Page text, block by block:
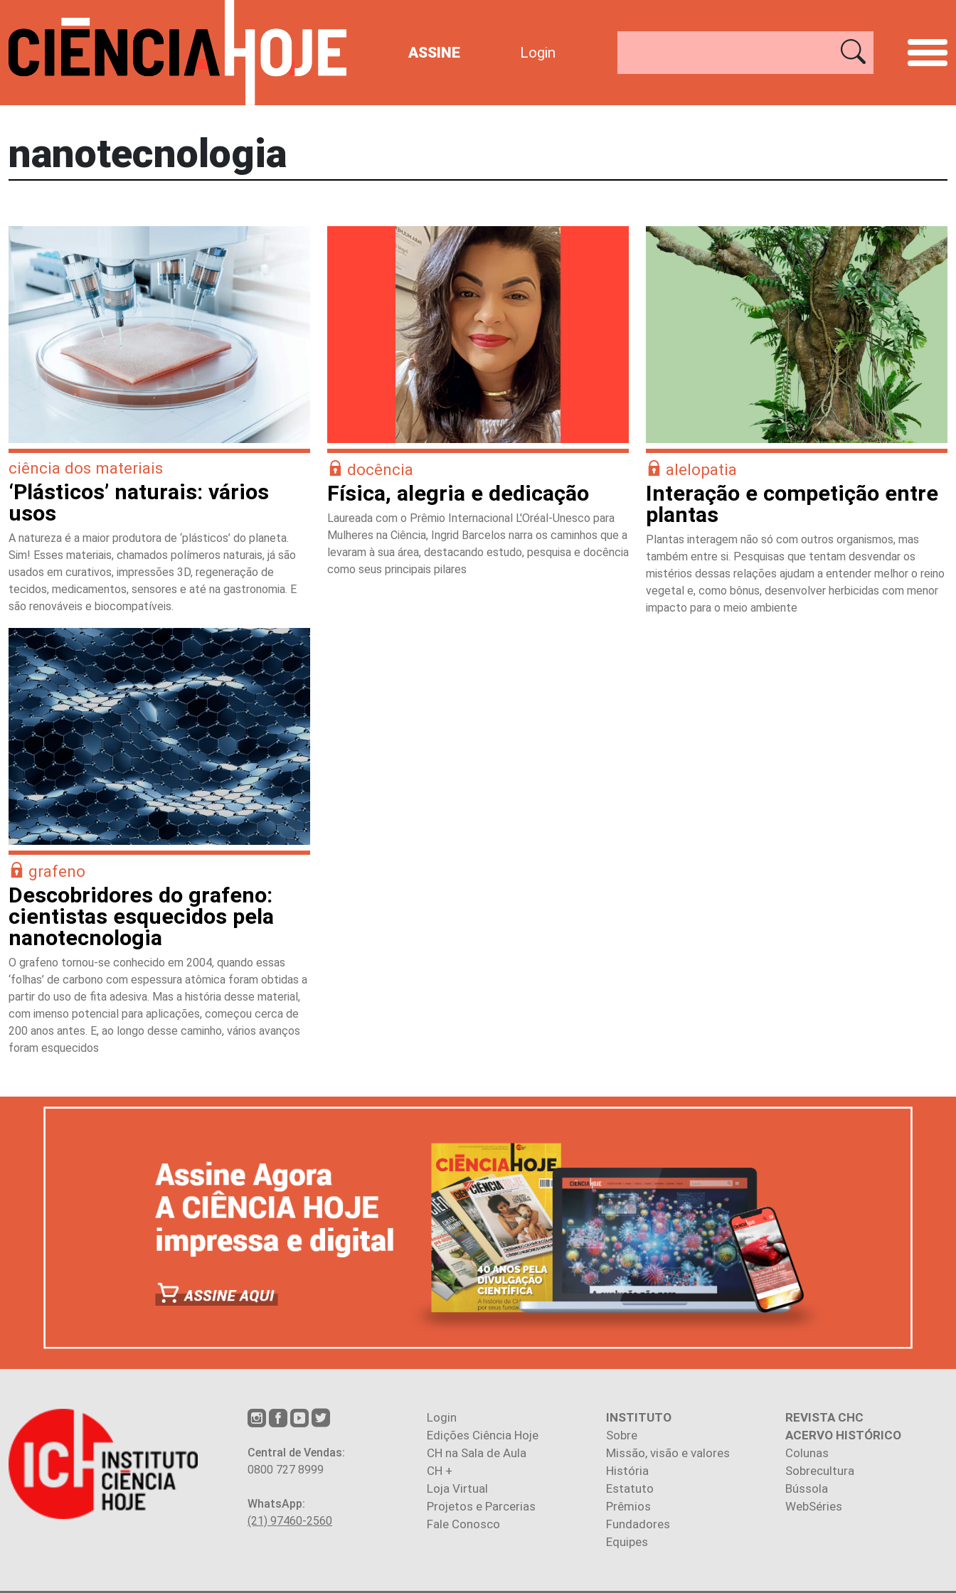
ASSINE Login
nanotecnologia
ciência dos materiais
‘Plásticos’ naturais: vários
usos
A natureza é a maior produtora de ‘plásticos’ do planeta.
Sim! Esses materiais, chamados polímeros naturais, já são
usados em curativos, impressões 3D, regeneração de
tecidos, medicamentos, sensores e até na gastronomia. E
são renováveis e biocompatíveis.
docência
Física, alegria e dedicação
Laureada com o Prêmio Internacional L'Oréal-Unesco para
Mulheres na Ciência, Ingrid Barcelos narra os caminhos que a
levaram à sua área, destacando estudo, pesquisa e docência
como seus principais pilares
alelopatia
Interação e competição entre
plantas
Plantas interagem não só com outros organismos, mas
também entre si. Pesquisas que tentam desvendar os
mistérios dessas relações ajudam a entender melhor o reino
vegetal e, como bônus, desenvolver herbicidas com menor
impacto para o meio ambiente
grafeno
Descobridores do grafeno:
cientistas esquecidos pela
nanotecnologia
O grafeno tornou-se conhecido em 2004, quando essas
‘folhas’ de carbono com espessura atômica foram obtidas a
partir do uso de fita adesiva. Mas a história desse material,
com imenso potencial para aplicações, começou cerca de
200 anos antes. E, ao longo desse caminho, vários avanços
foram esquecidos
Central de Vendas:
0800 727 8999
WhatsApp:
(21) 97460-2560
Login
Edições Ciência Hoje
CH na Sala de Aula
CH +
Loja Virtual
Projetos e Parcerias
Fale Conosco
INSTITUTO
Sobre
Missão, visão e valores
História
Estatuto
Prêmios
Fundadores
Equipes
REVISTA CHC
ACERVO HISTÓRICO
Colunas
Sobrecultura
Bússola
WebSéries